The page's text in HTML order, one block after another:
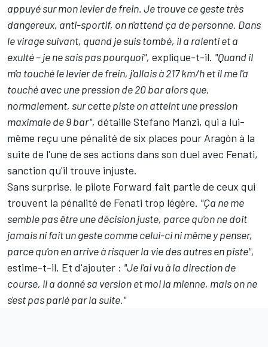
appuyé sur mon levier de frein. Je trouve ce geste très
dangereux, anti-sportif, on n'attend ça de personne. Dans
le virage suivant, quand je suis tombé, il a ralenti et a
exulté – je ne sais pas pourquoi", explique-t-il. "Quand il
m'a touché le levier de frein, j'allais à 217 km/h et il me l'a
touché avec une pression de 20 bar alors que,
normalement, sur cette piste on atteint une pression
maximale de 9 bar", détaille Stefano Manzi, qui a lui-
même reçu une pénalité de six places pour Aragón à la
suite de l'une de ses actions dans son duel avec Fenati,
sanction qu'il trouve injuste.
Sans surprise, le pilote Forward fait partie de ceux qui
trouvent la pénalité de Fenati trop légère. "Ça ne me
semble pas être une décision juste, parce qu'on ne doit
jamais ni fait un geste comme celui-ci ni même y penser,
parce qu'on en arrive à risquer la vie des autres en piste",
estime-t-il. Et d'ajouter : "Je l'ai vu à la direction de
course, il a donné sa version et moi la mienne, mais on ne
s'est pas parlé par la suite."